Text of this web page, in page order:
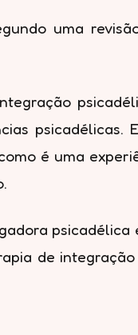
uma
psicadélicas.
é uma
de